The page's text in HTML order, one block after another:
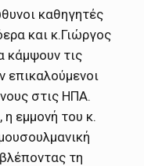
καθηγητές
και κ.Γιώργος
κάμψουν τις
επικαλούμενοι
στις ΗΠΑ.
εμμονή του κ.
τη